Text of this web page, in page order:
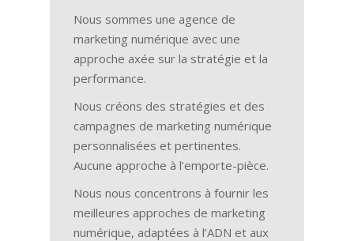
Nous sommes une agence de
marketing numérique avec une
approche axée sur la stratégie et la
performance.
Nous créons des stratégies et des
campagnes de marketing numérique
personnalisées et pertinentes.
Aucune approche à l’emporte-pièce.
Nous nous concentrons à fournir les
meilleures approches de marketing
numérique, adaptées à l’ADN et aux